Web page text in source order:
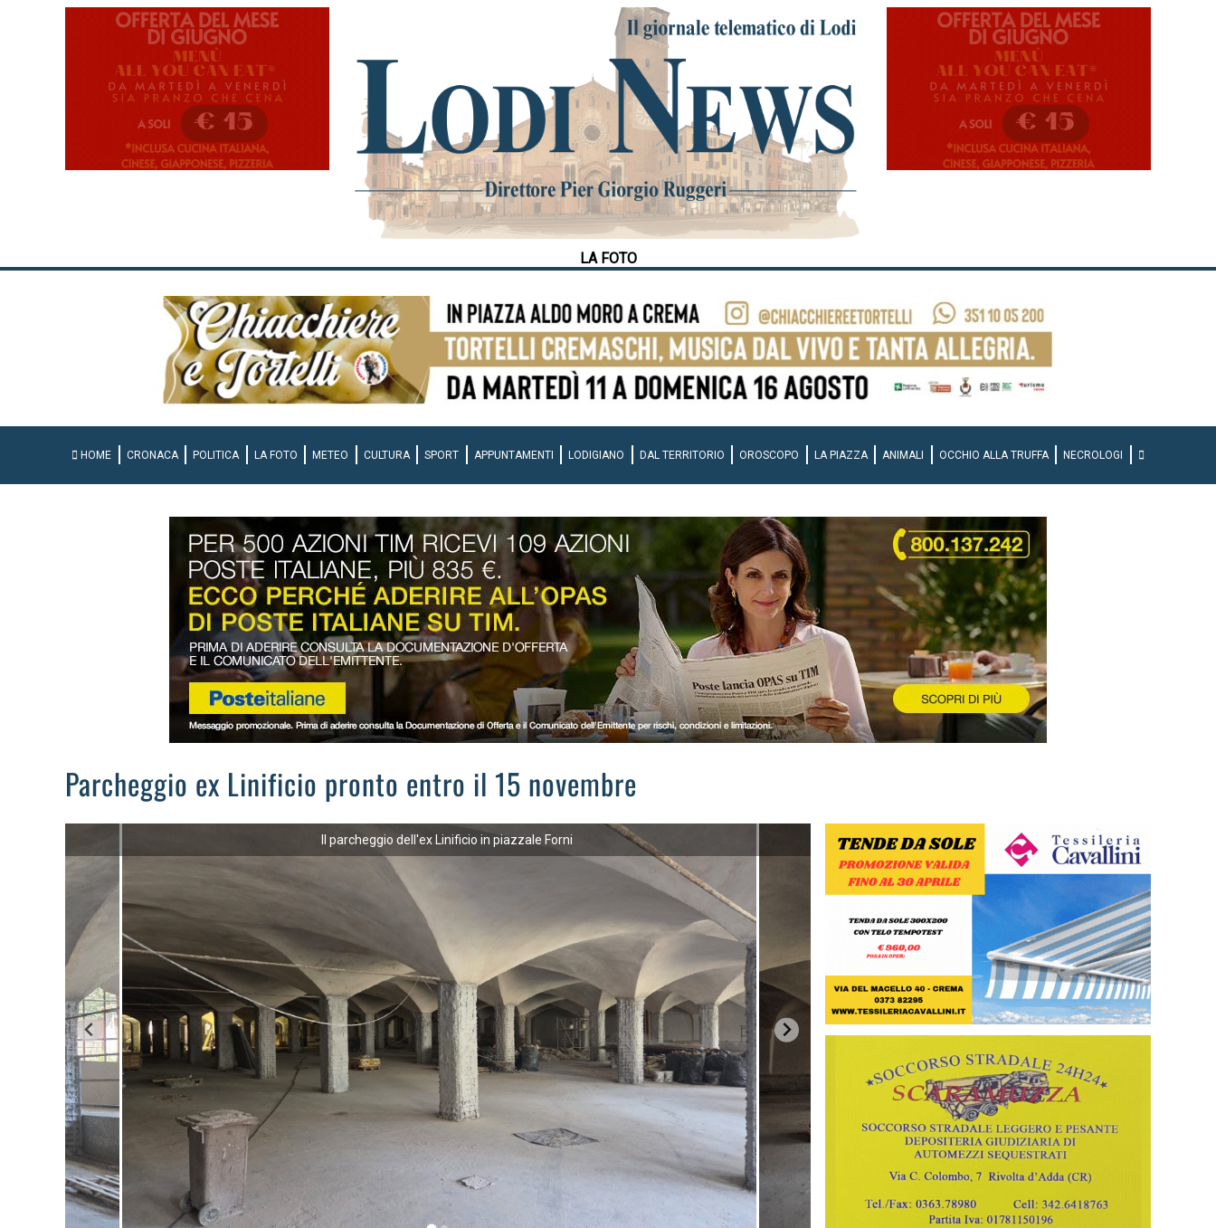
LA FOTO
HOME CRONACA POLITICA LA FOTO METEO CULTURA SPORT APPUNTAMENTI LODIGIANO DAL TERRITORIO OROSCOPO LA PIAZZA ANIMALI OCCHIO ALLA TRUFFA NECROLOGI
Parcheggio ex Linificio pronto entro il 15 novembre
Il parcheggio dell'ex Linificio in piazzale Forni Il parcheggio dell'ex Linificio in piazzale Forni